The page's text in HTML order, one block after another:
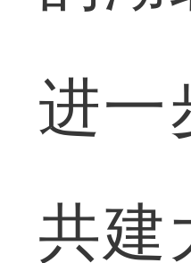
进一
共建